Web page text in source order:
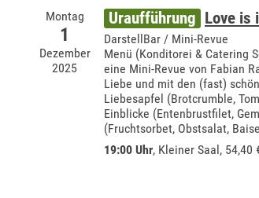
Montag
1
Dezember
2025
Uraufführung Love is
DarstellBar / Mini-Revue
Menü (Konditorei & Catering
eine Mini-Revue von Fabian
Liebe und mit den (fast)
Liebesapfel (Brotcrumble,
Einblicke (Entenbrustfilet,
(Fruchtsorbet, Obstsalat,
19:00 Uhr, Kleiner Saal, 54,40